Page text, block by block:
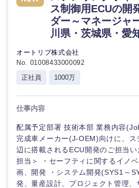
ス制御用ECUの開
ダー～マネージャ
川県・茨城県・愛
オートリブ株式会社
No. 01008433000092
正社員
1000万
仕事内容
配属予定部署 技術本部 業務内容
完成車メーカー(J-OEM)向けに、ス
辺に搭載されるECU開発のご担当
担当＞ ・セーフティに関するイノ
画、開発 ・システム開発(SYS1～
発、量産設計、プロジェクト管理、